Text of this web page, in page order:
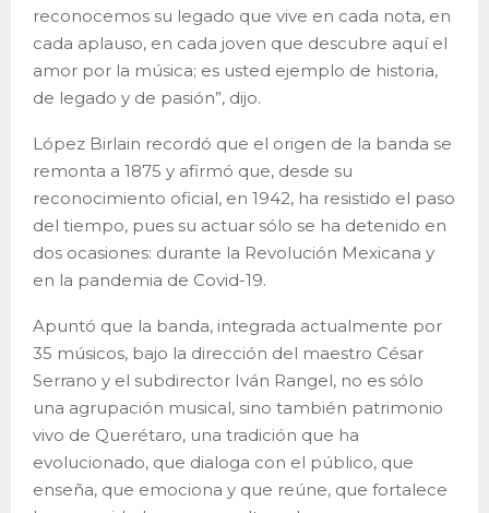
reconocemos su legado que vive en cada nota, en
cada aplauso, en cada joven que descubre aquí el
amor por la música; es usted ejemplo de historia,
de legado y de pasión”, dijo.
López Birlain recordó que el origen de la banda se
remonta a 1875 y afirmó que, desde su
reconocimiento oficial, en 1942, ha resistido el paso
del tiempo, pues su actuar sólo se ha detenido en
dos ocasiones: durante la Revolución Mexicana y
en la pandemia de Covid-19.
Apuntó que la banda, integrada actualmente por
35 músicos, bajo la dirección del maestro César
Serrano y el subdirector Iván Rangel, no es sólo
una agrupación musical, sino también patrimonio
vivo de Querétaro, una tradición que ha
evolucionado, que dialoga con el público, que
enseña, que emociona y que reúne, que fortalece